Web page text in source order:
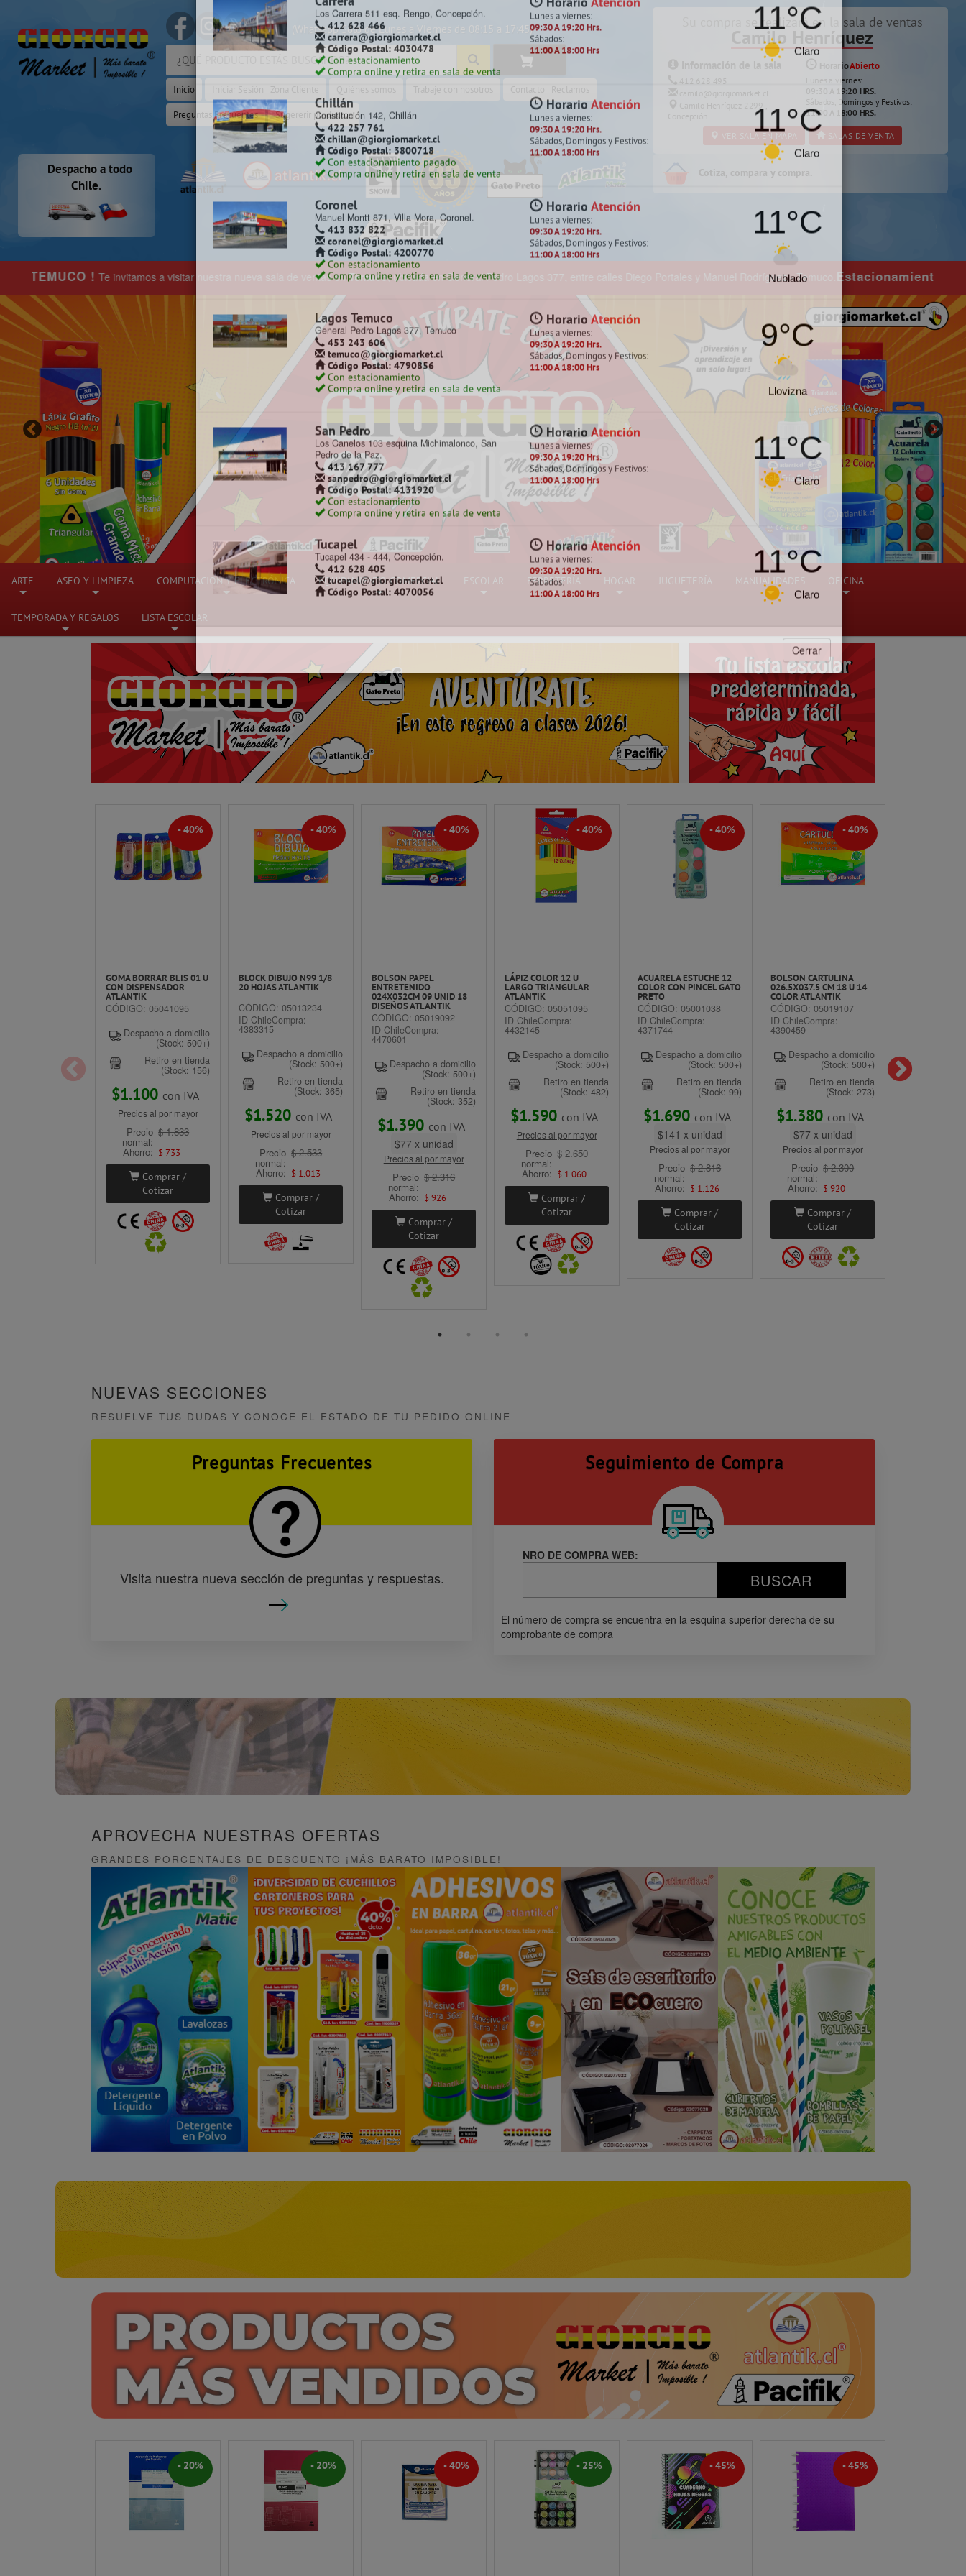
(Whatsapp Sólo de Lunes a Viernes de 08:15 a 17:45)
Inicio Iniciar Sesión | Zona Cliente Quiénes somos Trabaje con nosotros Contacto | Reclamos
Preguntas Frecuentes Sugererir productos
Su compra se realizará en la sala de ventas
Camilo Henríquez
Información de la sala
412 628 495
HorarioAbierto
Lunes a viernes:
09:30 A 19:20 HRS.
Sábados, Domingos y Festivos:
11:00 A 18:00 HRS.
SALAS DE VENTA
Despacho a todo
Chile.
Cotiza, compara y compra.
nueva sala de ventas enTemuco, ubicada en General Pedro Lagos 377, entre calles Diego Portales y Manuel Rodríguez - Temuco. Estacionamiento exclusivo para clientes comprando
Selecciona y cotiza en la sala de venta más cercana a tu localidad
Camilo Henríquez
Camilo Henríquez 2299 Chillancito,
Concepción.
412 628 495
camilo@giorgiomarket.cl
Código Postal: 4080858
Con estacionamiento
Compra online y retira en sala de venta
Despacho a todo Chile
Horario
Lunes a viernes:
09:30 A 19:20 Hrs.
Sábados, Domingos y Festivos:
11:00 A 18:00 Hrs
Claro
Carrera
Los Carrera 511 esq. Rengo, Concepción.
412 628 466
carrera@giorgiomarket.cl
Código Postal: 4030478
Con estacionamiento
HorarioAtención
Lunes a viernes:
09:30 A 19:20 Hrs.
Sábados:
11°C
Claro
Chillán
Constitución 142, Chillán
422 257 761
chillan@giorgiomarket.cl
Código Postal: 3800718
Con estacionamiento pagado
Compra online y retira en sala de venta
Horario Atención
Lunes a viernes:
09:30 A 19:20 Hrs.
Sábados, Domingos y Festivos:
11:00 A 18:00 Hrs
11°C
Claro
Coronel
Manuel Montt 871, Villa Mora, Coronel.
413 832 822
coronel@giorgiomarket.cl
Código Postal: 4200770
Con estacionamiento
Compra online y retira en sala de venta
Horario Atención
Lunes a viernes:
09:30 A 19:20 Hrs.
Sábados, Domingos y Festivos:
11:00 A 18:00 Hrs
11°C
Nublado
Lagos Temuco
General Pedro Lagos 377, Temuco
453 243 606
temuco@giorgiomarket.cl
Código Postal: 4790856
Con estacionamiento
HorarioAtención
Lunes a viernes:
09:30 A 19:20 Hrs.
Sábados, Domingos y Festivos:
11:00 A 18:00 Hrs
9°C
Llovizna
San Pedro
Los Canelos 103 esquina Michimalonco, San
Pedro de la Paz.
413 167 777
sanpedro@giorgiomarket.cl
Código Postal: 4131920
Con estacionamiento
Compra online y retira en sala de venta
HorarioAtención
Sábados, Domingos y Festivos:
11:00 A 18:00 Hrs
11°C
Claro
Tucapel
Tucapel 434 - 444, Concepción.
412 628 405
Atención
09:30 A 19:20 Hrs.
11°C
Claro
Cerrar
ARTE ASEO Y LIMPIEZA COMPUTACIÓN Y ELECTRÓNICA EQUIPAMIENTO COMERCIAL ESCOLAR FERRETERÍA HOGAR JUGUETERÍA
+
MANUALIDADES OFICINA
TEMPORADA Y REGALOS
+
LISTA ESCOLAR
- 40%
GOMA BORRAR BLIS 01 U
CON DISPENSADOR
ATLANTIK
CÓDIGO: 05041095
Despacho a domicilio
(Stock: 500+)
Retiro en tienda
(Stock: 156)
$1.100 con IVA
Precios al por mayor
Precio
normal:
$ 1.833
Ahorro: $ 733
Comprar /
Cotizar
- 40%
BLOCK DIBUJO N99 1/8
20 HOJAS ATLANTIK
CÓDIGO: 05013234
ID ChileCompra:
4383315
Despacho a domicilio
(Stock: 500+)
Retiro en tienda
(Stock: 365)
$1.520 con IVA
Precios al por mayor
Precio
normal:
$ 2.533
Ahorro: $ 1.013
Comprar /
Cotizar
- 40%
BOLSON PAPEL
ENTRETENIDO
024X032CM 09 UNID 18
DISEÑOS ATLANTIK
CÓDIGO: 05019092
ID ChileCompra:
4470601
Despacho a domicilio
(Stock: 500+)
Retiro en tienda
(Stock: 352)
$1.390 con IVA
$77 x unidad
Precios al por mayor
Precio
normal:
$ 2.316
Ahorro: $ 926
Comprar /
Cotizar
- 40%
LÁPIZ COLOR 12 U
LARGO TRIANGULAR
ATLANTIK
CÓDIGO: 05051095
ID ChileCompra:
4432145
Despacho a domicilio
(Stock: 500+)
Retiro en tienda
(Stock: 482)
$1.590 con IVA
Precios al por mayor
Precio
normal:
$ 2.650
Ahorro: $ 1.060
Comprar /
Cotizar
- 40%
ACUARELA ESTUCHE 12
COLOR CON PINCEL GATO
PRETO
CÓDIGO: 05001038
ID ChileCompra:
4371744
Despacho a domicilio
(Stock: 500+)
Retiro en tienda
(Stock: 99)
$1.690 con IVA
$141 x unidad
Precios al por mayor
Precio
normal:
$ 2.816
Ahorro: $ 1.126
Comprar /
Cotizar
- 40%
BOLSON CARTULINA
026.5X037.5 CM 18 U 14
COLOR ATLANTIK
CÓDIGO: 05019107
ID ChileCompra:
4390459
Despacho a domicilio
(Stock: 500+)
Retiro en tienda
(Stock: 273)
$1.380 con IVA
$77 x unidad
Precios al por mayor
Precio
normal:
$ 2.300
Ahorro: $ 920
Comprar /
Cotizar
NUEVAS SECCIONES
RESUELVE TUS DUDAS Y CONOCE EL ESTADO DE TU PEDIDO ONLINE
Preguntas Frecuentes
Visita nuestra nueva sección de preguntas y respuestas.
Seguimiento de Compra
NRO DE COMPRA WEB:
El número de compra se encuentra en la esquina superior derecha de su
comprobante de compra
APROVECHA NUESTRAS OFERTAS
GRANDES PORCENTAJES DE DESCUENTO ¡MÁS BARATO IMPOSIBLE!
- 20% - 20% - 40% - 25% - 45% - 45%